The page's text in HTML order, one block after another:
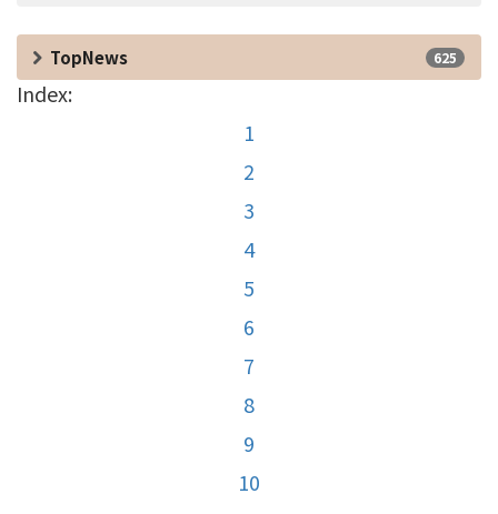
TopNews 625
Index:
1
2
3
4
5
6
7
8
9
10